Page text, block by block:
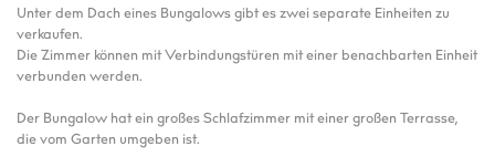
Unter dem Dach eines Bungalows gibt es zwei separate Einheiten zu
verkaufen.
Die Zimmer können mit Verbindungstüren mit einer benachbarten Einheit
verbunden werden.
Der Bungalow hat ein großes Schlafzimmer mit einer großen Terrasse,
die vom Garten umgeben ist.